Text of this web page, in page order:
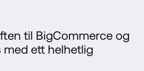
til BigCommerce og
med ett helhetlig